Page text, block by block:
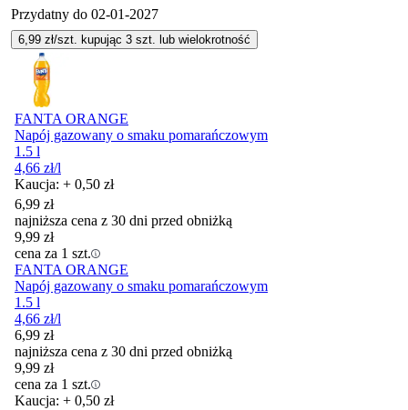
Przydatny do 02-01-2027
6,99 zł/szt. kupując 3 szt. lub wielokrotność
FANTA ORANGE
Napój gazowany o smaku pomarańczowym
1.5 l
4,66 zł/l
Kaucja: + 0,50 zł
6,99 zł
najniższa cena z 30 dni przed obniżką
9,99 zł
cena za 1 szt.
FANTA ORANGE
Napój gazowany o smaku pomarańczowym
1.5 l
4,66 zł/l
6,99 zł
najniższa cena z 30 dni przed obniżką
9,99 zł
cena za 1 szt.
Kaucja: + 0,50 zł